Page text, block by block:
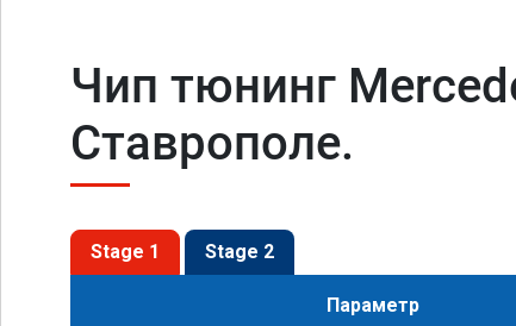
Чип тюнинг
Ставрополе.
Stage 1 Stage 2
Параметр